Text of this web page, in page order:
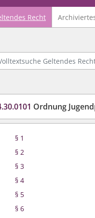
Recht
Geltendes Recht
Ordnung
§ 1
§ 2
§ 3
§ 4
§ 5
§ 6